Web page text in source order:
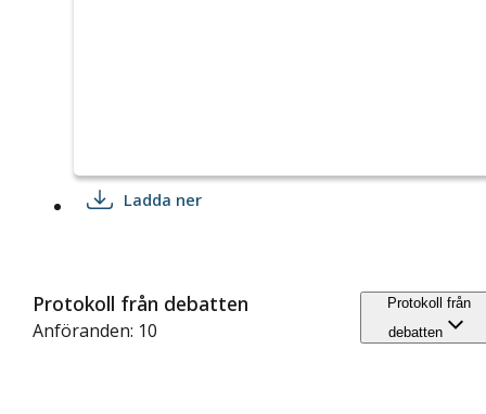
Ladda ner
Protokoll från debatten
Anföranden: 10
Protokoll från
debatten